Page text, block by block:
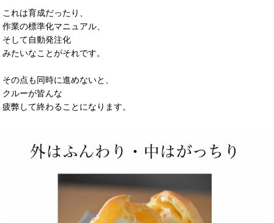
これは育成だったり、
作業の標準化マニュアル、
そして自動発注化
みたいなことがそれです。
その点も同時に進めないと、
クルーが皆んな
疲弊して終わることになります。